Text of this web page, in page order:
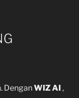
DenganWIZ AI ,